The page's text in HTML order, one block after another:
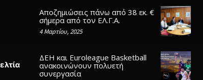
Αποζημιώσεις πάνω από 38 εκ. €
σήμερα από τον ΕΛ.Γ.Α.
4 Μαρτίου, 2025
ΔΕΗ και Euroleague Basketball
ανακοινώνουν πολυετή
συνεργασία